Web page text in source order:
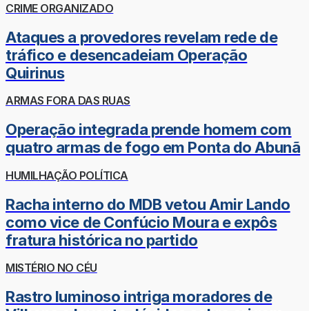
CRIME ORGANIZADO
Ataques a provedores revelam rede de
tráfico e desencadeiam Operação
Quirinus
ARMAS FORA DAS RUAS
Operação integrada prende homem com
quatro armas de fogo em Ponta do Abunã
HUMILHAÇÃO POLÍTICA
Racha interno do MDB vetou Amir Lando
como vice de Confúcio Moura e expôs
fratura histórica no partido
MISTÉRIO NO CÉU
Rastro luminoso intriga moradores de